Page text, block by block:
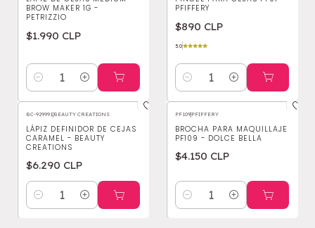
BROW MAKER 1G -
PETRIZZIO
$1.990 CLP
Cantidad
PFIFFERY
$890 CLP
5.0
Cantidad
BC-929991|BEAUTY CREATIONS
LÁPIZ DEFINIDOR DE CEJAS
CARAMEL - BEAUTY
CREATIONS
$6.290 CLP
Cantidad
PF109|PFIFFERY
BROCHA PARA MAQUILLAJE
PF109 - DOLCE BELLA
$4.150 CLP
Cantidad